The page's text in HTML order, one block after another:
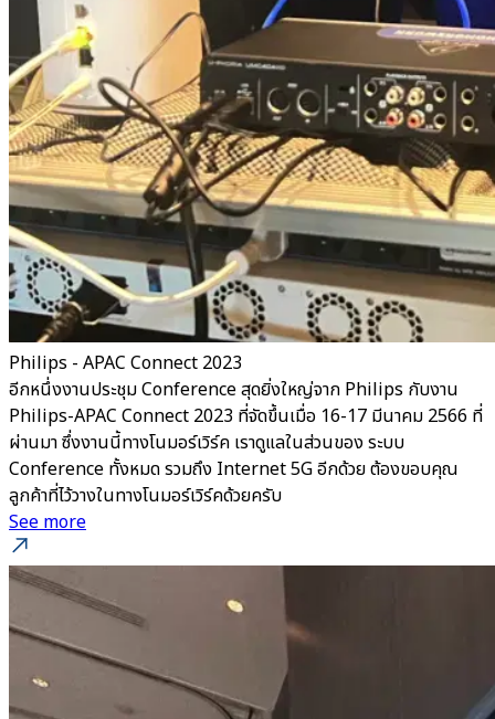
Philips - APAC Connect 2023
อีกหนึ่งงานประชุม Conference สุดยิ่งใหญ่จาก Philips กับงาน
Philips-APAC Connect 2023 ที่จัดขึ้นเมื่อ 16-17 มีนาคม 2566 ที่
ผ่านมา ซึ่งงานนี้ทางโนมอร์เวิร์ค เราดูแลในส่วนของ ระบบ
Conference ทั้งหมด รวมถึง Internet 5G อีกด้วย ต้องขอบคุณ
ลูกค้าที่ไว้วางในทางโนมอร์เวิร์คด้วยครับ
See more